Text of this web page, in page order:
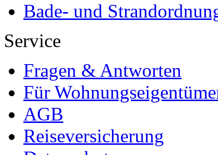
Bade- und
Service
Fragen & Antworten
Für
AGB
Reiseversicherung